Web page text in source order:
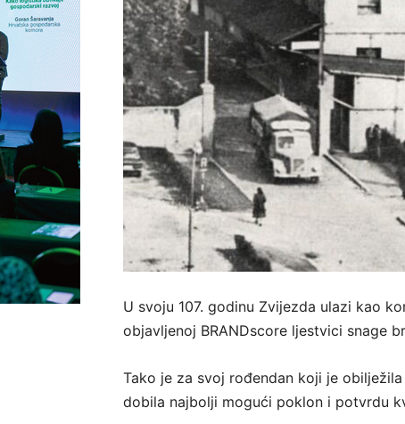
U svoju 107. godinu Zvijezda ulazi kao
objavljenoj BRANDscore ljestvici snage
Tako je za svoj rođendan koji je
dobila najbolji mogući poklon i potvrdu